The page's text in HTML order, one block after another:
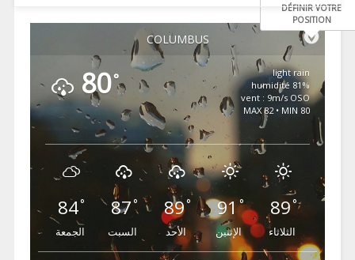
COLUMBUS
DÉFINIR VOTRE
POSITION
80°
light rain
81% humidité
vent : 9m/s OSO
MAX 82 • MIN 80
84°
الجمعة
87°
السبت
89°
الأحد
91°
الإثنين
89°
الثلاثاء